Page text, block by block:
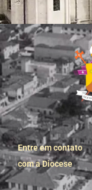
Entre em contato
com a Diocese